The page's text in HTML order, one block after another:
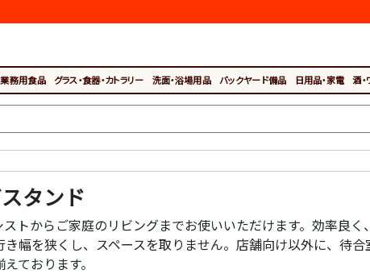
業務用食品 グラス・食器・カトラリー 洗面・浴場用品 バックヤード備品 日用品・家電 酒
タンド
トからご家庭のリビングまでお使いいただけます。効率良
幅を狭くし、スペースを取りません。店舗向け以外に、待
ております。